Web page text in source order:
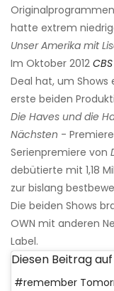
hatte extrem
Unser Amerika mit
Im Oktober 2012
Deal hat, um Shows
erste beiden
Die Haves und die
Nächsten -
Serienpremiere von
debütierte mit 1,18
zur bislang
Die beiden Shows
OWN mit anderen
Label.
Diesen Beitrag
#remember